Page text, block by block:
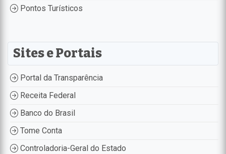
Pontos Turísticos
Sites e Portais
Portal da Transparência
Receita Federal
Banco do Brasil
Tome Conta
Controladoria-Geral do Estado